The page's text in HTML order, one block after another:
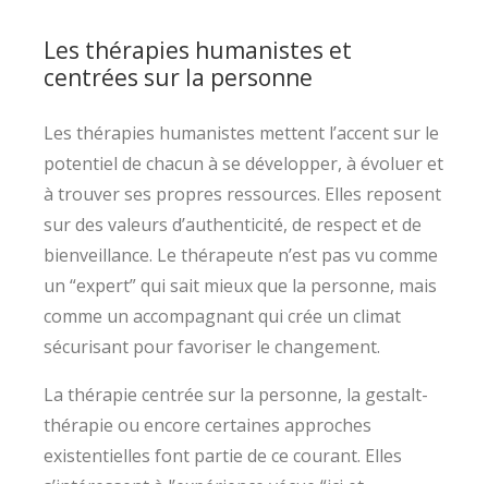
Les thérapies humanistes et
centrées sur la personne
Les thérapies humanistes mettent l’accent sur le
potentiel de chacun à se développer, à évoluer et
à trouver ses propres ressources. Elles reposent
sur des valeurs d’authenticité, de respect et de
bienveillance. Le thérapeute n’est pas vu comme
un “expert” qui sait mieux que la personne, mais
comme un accompagnant qui crée un climat
sécurisant pour favoriser le changement.
La thérapie centrée sur la personne, la gestalt-
thérapie ou encore certaines approches
existentielles font partie de ce courant. Elles